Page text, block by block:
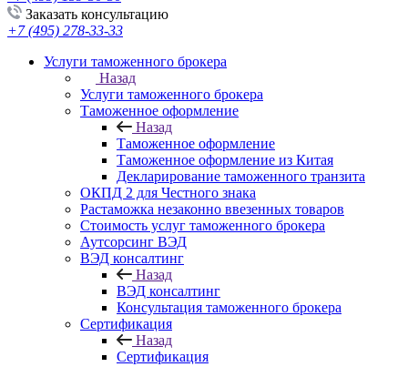
Заказать консультацию
+7 (495) 278-33-33
Услуги таможенного брокера
Назад
Услуги таможенного брокера
Таможенное оформление
Назад
Таможенное оформление
Таможенное оформление из Китая
Декларирование таможенного транзита
ОКПД 2 для Честного знака
Растаможка незаконно ввезенных товаров
Стоимость услуг таможенного брокера
Аутсорсинг ВЭД
ВЭД консалтинг
Назад
ВЭД консалтинг
Консультация таможенного брокера
Сертификация
Назад
Сертификация